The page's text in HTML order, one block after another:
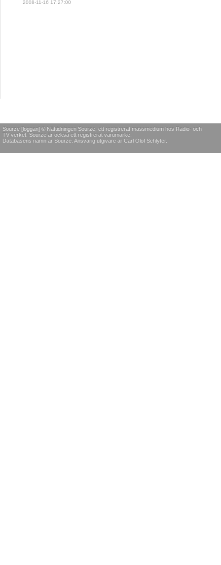
2008-11-16 17:27:00
Sourze [loggan] © Nättidningen Sourze, ett registrerat massmedium hos Radio- och
TV-verket. Sourze är också ett registrerat varumärke.
Databasens namn är Sourze. Ansvarig utgivare är Carl Olof Schlyter.